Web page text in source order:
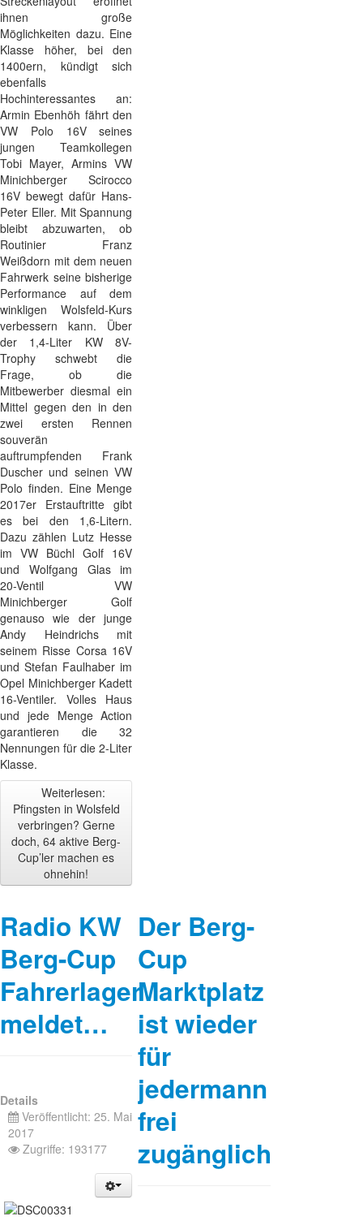
ihnen große
Möglichkeiten dazu. Eine
Klasse höher, bei den
1400ern, kündigt sich
ebenfalls
Hochinteressantes an:
Armin Ebenhöh fährt den
VW Polo 16V seines
jungen Teamkollegen
Tobi Mayer, Armins VW
Minichberger Scirocco
16V bewegt dafür Hans-
Peter Eller. Mit Spannung
bleibt abzuwarten, ob
Routinier Franz
Weißdorn mit dem neuen
Fahrwerk seine bisherige
Performance auf dem
winkligen Wolsfeld-Kurs
verbessern kann. Über
der 1,4-Liter KW 8V-
Trophy schwebt die
Frage, ob die
Mitbewerber diesmal ein
Mittel gegen den in den
zwei ersten Rennen
souverän
auftrumpfenden Frank
Duscher und seinen VW
Polo finden. Eine Menge
2017er Erstauftritte gibt
es bei den 1,6-Litern.
Dazu zählen Lutz Hesse
im VW Büchl Golf 16V
und Wolfgang Glas im
20-Ventil VW
Minichberger Golf
genauso wie der junge
Andy Heindrichs mit
seinem Risse Corsa 16V
und Stefan Faulhaber im
Opel Minichberger Kadett
16-Ventiler. Volles Haus
und jede Menge Action
garantieren die 32
Nennungen für die 2-Liter
Klasse.
Weiterlesen:
Pfingsten in Wolsfeld
verbringen? Gerne
doch, 64 aktive Berg-
Cup’ler machen es
ohnehin!
Radio KW
Berg-Cup
Fahrerlager
meldet…
Details
Veröffentlicht: 25. Mai
2017
Zugriffe: 193177
Der Berg-
Cup
Marktplatz
ist wieder
für
jedermann
frei
zugänglich